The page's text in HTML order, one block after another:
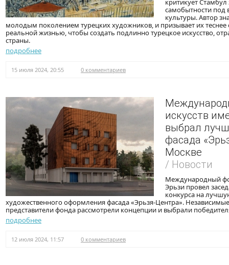
критикует
самобытности под
культуры. Автор
молодым поколением турецких художников, и призывает их теснее
реальной жизнью, чтобы создать подлинно турецкое искусство,
страны.
подробнее
15 июля 2024, 20:55 0 комментариев
искусств
выбрал
фасада
Москве
/ Новости
Международный
Эрьзи провел
конкурса на
художественного оформления фасада «Эрьзя-Центра».
представители фонда рассмотрели концепции и выбрали
подробнее
12 июля 2024, 11:57 0 комментариев